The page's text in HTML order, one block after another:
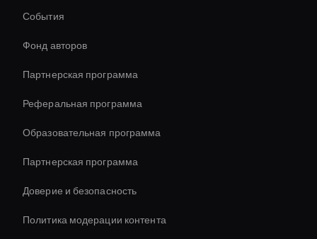
События
Фонд авторов
Партнерская программа
Реферальная программа
Образовательная программа
Партнерская программа
Доверие и безопасность
Политика модерации контента